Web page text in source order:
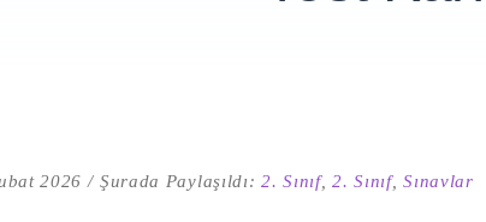
2026 Şurada Paylaşıldı:2. Sınıf,2. Sınıf,Sınavlar